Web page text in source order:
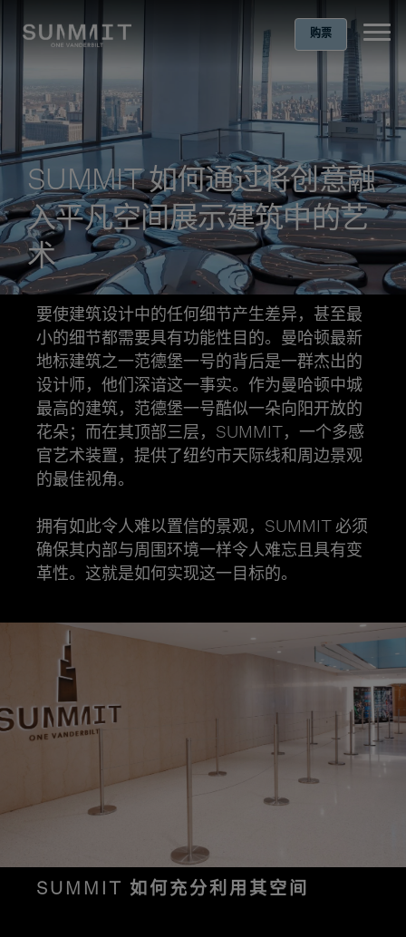
购票
SUMMIT 如何通过将创意融
入平凡空间展示建筑中的艺
术
要使建筑设计中的任何细节产生差异，甚至最
小的细节都需要具有功能性目的。曼哈顿最新
地标建筑之一范德堡一号的背后是一群杰出的
设计师，他们深谙这一事实。作为曼哈顿中城
最高的建筑，范德堡一号酷似一朵向阳开放的
花朵；而在其顶部三层，SUMMIT，一个多感
官艺术装置，提供了纽约市天际线和周边景观
的最佳视角。
拥有如此令人难以置信的景观，SUMMIT 必须
确保其内部与周围环境一样令人难忘且具有变
革性。这就是如何实现这一目标的。
SUMMIT 如何充分利用其空间